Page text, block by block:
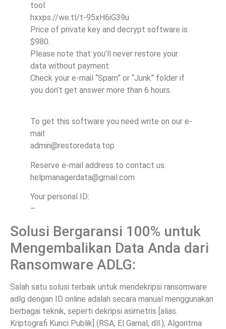
tool:
hxxps://we.tl/t-95xH6iG39u
Price of private key and decrypt software is
$980.
Please note that you’ll never restore your
data without payment.
Check your e-mail “Spam” or “Junk” folder if
you don’t get answer more than 6 hours.
To get this software you need write on our e-
mail:
admin@restoredata.top
Reserve e-mail address to contact us:
helpmanagerdata@gmail.com
Your personal ID:
–
Solusi Bergaransi 100% untuk
Mengembalikan Data Anda dari
Ransomware ADLG:
Salah satu solusi terbaik untuk mendekripsi ransomware
adlg dengan ID online adalah secara manual menggunakan
berbagai teknik, seperti dekripsi asimetris [alias.
Kriptografi Kunci Publik] (RSA, El Gamal, dll.), Algoritma